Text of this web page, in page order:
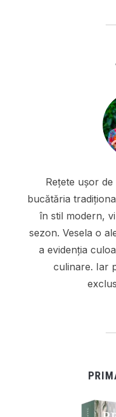
Rețete ușor
bucătăria
în stil modern,
sezon. Vesela o
a evidenția
culinare. Iar